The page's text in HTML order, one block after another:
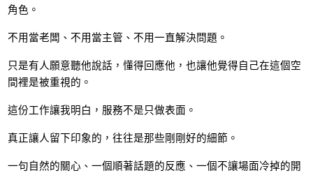
角色。
不用當老闆、不用當主管、不用一直解決問題。
只是有人願意聽他說話，懂得回應他，也讓他覺得自己在這個空
間裡是被重視的。
這份工作讓我明白，服務不是只做表面。
真正讓人留下印象的，往往是那些剛剛好的細節。
一句自然的關心、一個順著話題的反應、一個不讓場面冷掉的開